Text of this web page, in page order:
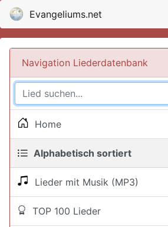
Evangeliums.net
Navigation Liederdatenbank
Home
Alphabetisch sortiert
Lieder mit Musik (MP3)
TOP 100 Lieder